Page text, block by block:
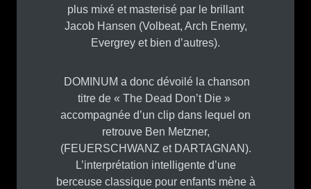
plus mixé et masterisé par le brillant
Jacob Hansen (Volbeat, Arch Enemy,
Evergrey et bien d’autres).
DOMINUM a donc dévoilé la chanson
titre de « The Dead Don’t Die »
accompagnée d’un clip dans lequel on
retrouve Ben Metzner,
(FEUERSCHWANZ et DARTAGNAN).
L’interprétation intelligente d’une
berceuse classique pour enfants mène à